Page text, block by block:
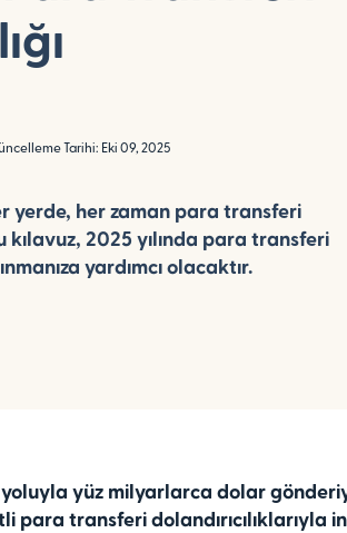
Tarihi: Eki 09, 2025
yerde, her zaman para transferi
kılavuz, 2025 yılında para transferi
yardımcı olacaktır.
yüz milyarlarca dolar
para transferi dolandırıcılıklarıyla